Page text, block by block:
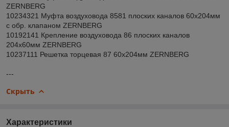
ZERNBERG
10234321 Муфта воздуховода 8581 плоских каналов 60х204мм
с обр. клапаном ZERNBERG
10192141 Крепление воздуховода 86 плоских каналов
204х60мм ZERNBERG
10237111 Решетка торцевая 87 60х204мм ZERNBERG
---
Скрыть
Характеристики